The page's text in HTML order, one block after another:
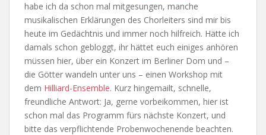
habe ich da schon mal mitgesungen, manche
musikalischen Erklärungen des Chorleiters sind mir bis
heute im Gedächtnis und immer noch hilfreich. Hätte ich
damals schon gebloggt, ihr hättet euch einiges anhören
müssen hier, über ein Konzert im Berliner Dom und –
die Götter wandeln unter uns – einen Workshop mit
dem Hilliard-Ensemble. Kurz hingemailt, schnelle,
freundliche Antwort: Ja, gerne vorbeikommen, hier ist
schon mal das Programm fürs nächste Konzert, und
bitte das verpflichtende Probenwochenende beachten.